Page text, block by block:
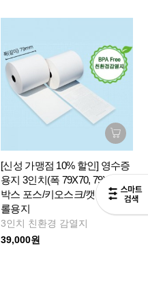
[신성 가맹점 10% 할인] 영수증
용지 3인치(폭 79X70, 79X80) 1
박스 포스/키오스크/캣단말기
롤용지
3인치 친환경 감열지
39,000원